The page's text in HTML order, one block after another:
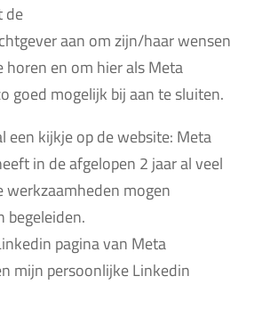
de
aan om zijn/haar wensen
horen en om hier als Meta
goed mogelijk bij aan te sluiten.
een kijkje op de website: Meta
in de afgelopen 2 jaar al veel
werkzaamheden mogen
begeleiden.
pagina van Meta
mijn persoonlijke Linkedin